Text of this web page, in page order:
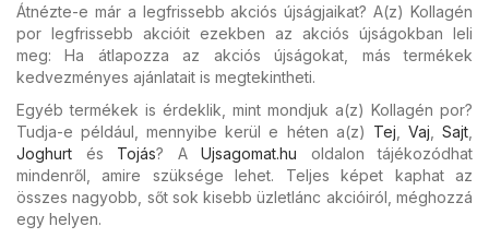
Átnézte-e már a legfrissebb akciós újságjaikat? A(z) Kollagén
por legfrissebb akcióit ezekben az akciós újságokban leli
meg: Ha átlapozza az akciós újságokat, más termékek
kedvezményes ajánlatait is megtekintheti.
Egyéb termékek is érdeklik, mint mondjuk a(z) Kollagén por?
Tudja-e például, mennyibe kerül e héten a(z) Tej Vaj ,Sajt
Joghurt és Tojás? A Ujsagomat.hu oldalon tájékozódhat
mindenről, amire szüksége lehet. Teljes képet kaphat az
összes nagyobb, sőt sok kisebb üzletlánc akcióiról, méghozzá
egy helyen.